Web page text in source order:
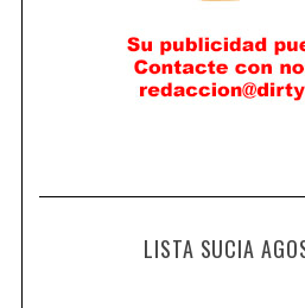
LISTA SUCIA